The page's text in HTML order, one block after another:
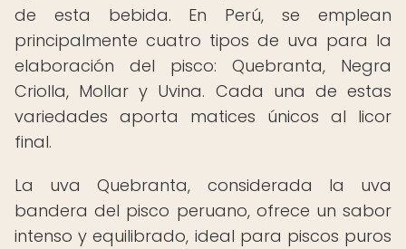
de esta bebida. En Perú, se emplean
principalmente cuatro tipos de uva para la
elaboración del pisco: Quebranta, Negra
Criolla, Mollar y Uvina. Cada una de estas
variedades aporta matices únicos al licor
final.
La uva Quebranta, considerada la uva
bandera del pisco peruano, ofrece un sabor
intenso y equilibrado, ideal para piscos puros